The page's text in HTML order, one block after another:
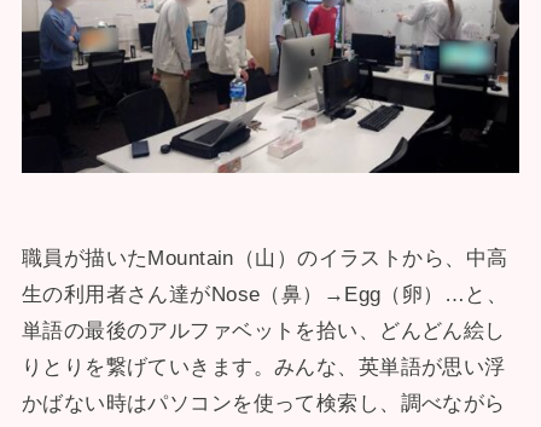
職員が描いたMountain（山）のイラストから、中高
生の利用者さん達がNose（鼻）→Egg（卵）…と、
単語の最後のアルファベットを拾い、どんどん絵し
りとりを繋げていきます。みんな、英単語が思い浮
かばない時はパソコンを使って検索し、調べながら